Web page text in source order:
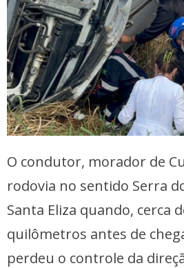
O condutor, morador de
rodovia no sentido Serra
Santa Eliza quando, cerca
quilômetros antes de
perdeu o controle da